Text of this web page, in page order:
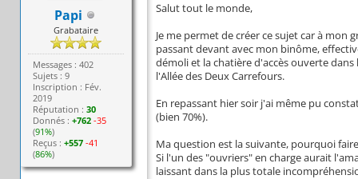
Papi
Grabataire
Messages : 402
Sujets : 9
Inscription : Fév.
2019
Réputation :30
Donnés :+762 -35
(91%)
Reçus :+557 -41
(86%)
Salut tout le monde,
Je me permet de créer ce sujet car à
passant devant avec mon binôme,
démoli et la chatière d'accès ouverte
l'Allée des Deux Carrefours.
En repassant hier soir j'ai même pu
(bien 70%).
Ma question est la suivante, pourquoi
Si l'un des "ouvriers" en charge aurait
laissant dans la plus totale